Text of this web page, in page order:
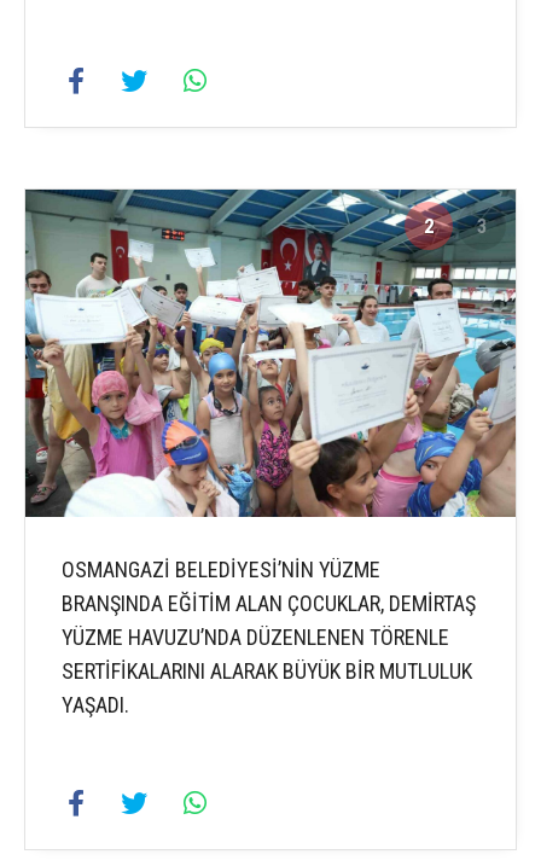
2 3
OSMANGAZİ BELEDİYESİ’NİN YÜZME
BRANŞINDA EĞİTİM ALAN ÇOCUKLAR, DEMİRTAŞ
YÜZME HAVUZU’NDA DÜZENLENEN TÖRENLE
SERTİFİKALARINI ALARAK BÜYÜK BİR MUTLULUK
YAŞADI.